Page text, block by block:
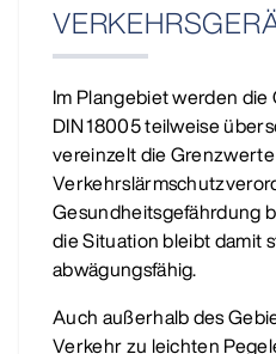
Im Plangebiet werden
DIN 18005 teilweise
vereinzelt die
Gesundheitsgefährdung
die Situation bleibt damit
abwägungsfähig.
Auch außerhalb des
Verkehr zu leichten